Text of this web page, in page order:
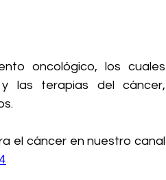
oncológico, los cuales
las terapias del cáncer,
el cáncer en nuestro canal